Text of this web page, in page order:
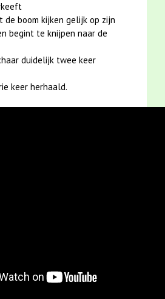
boom kijken gelijk op zijn
begint te knijpen naar de
duidelijk twee keer
keer herhaald.